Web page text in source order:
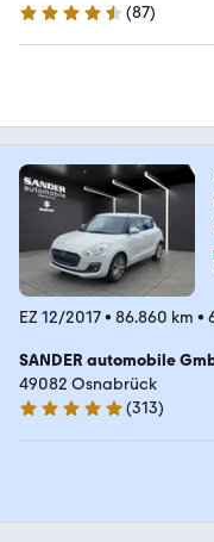
4.7 Sterne
(87)
EZ 12/2017• 86.860 km •
SANDER automobile
49082 Osnabrück
5 Sterne
(313)